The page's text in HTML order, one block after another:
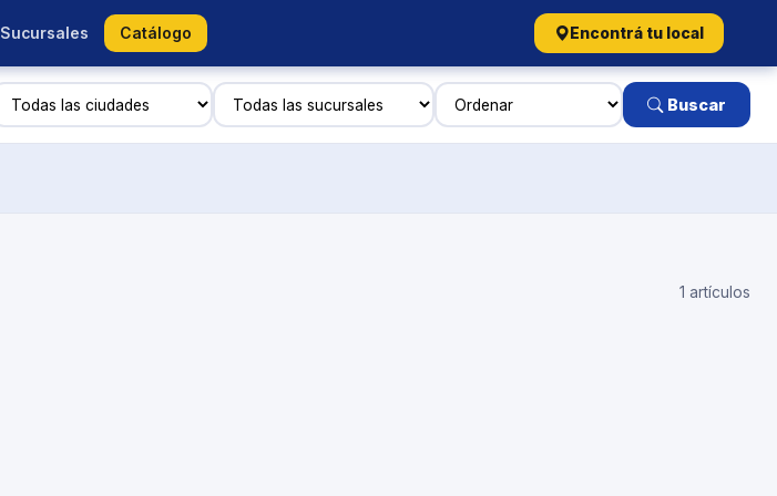
Sucursales Catálogo Encontrá tu local
Buscar
1 artículos